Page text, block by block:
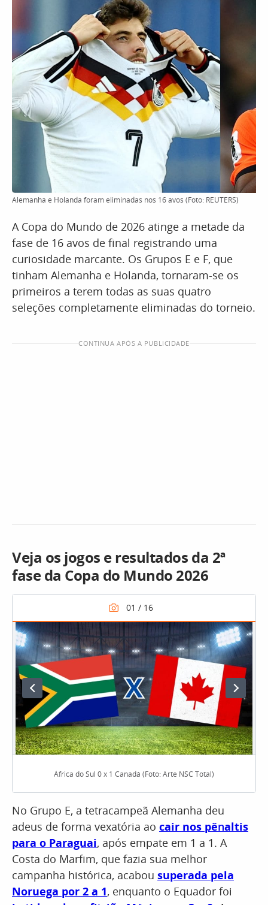
Alemanha e Holanda foram eliminadas nos 16 avos (Foto: REUTERS)
A Copa do Mundo de 2026 atinge a metade da
fase de 16 avos de final registrando uma
curiosidade marcante. Os Grupos E e F, que
tinham Alemanha e Holanda, tornaram-se os
primeiros a terem todas as suas quatro
seleções completamente eliminadas do torneio.
CONTINUA APÓS A PUBLICIDADE
Veja os jogos e resultados da 2ª
fase da Copa do Mundo 2026
África do Sul 0 x 1 Canadá (Foto: Arte NSC Total)
No Grupo E, a tetracampeã Alemanha deu
adeus de forma vexatória ao cair nos pênaltis
para o Paraguai, após empate em 1 a 1. A
Costa do Marfim, que fazia sua melhor
campanha histórica, acabou superada pela
Noruega por 2 a 1, enquanto o Equador foi